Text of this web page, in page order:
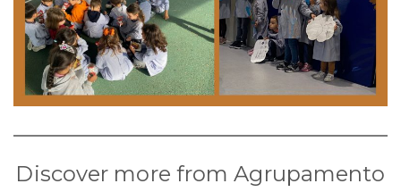
Discover more from Agrupamento